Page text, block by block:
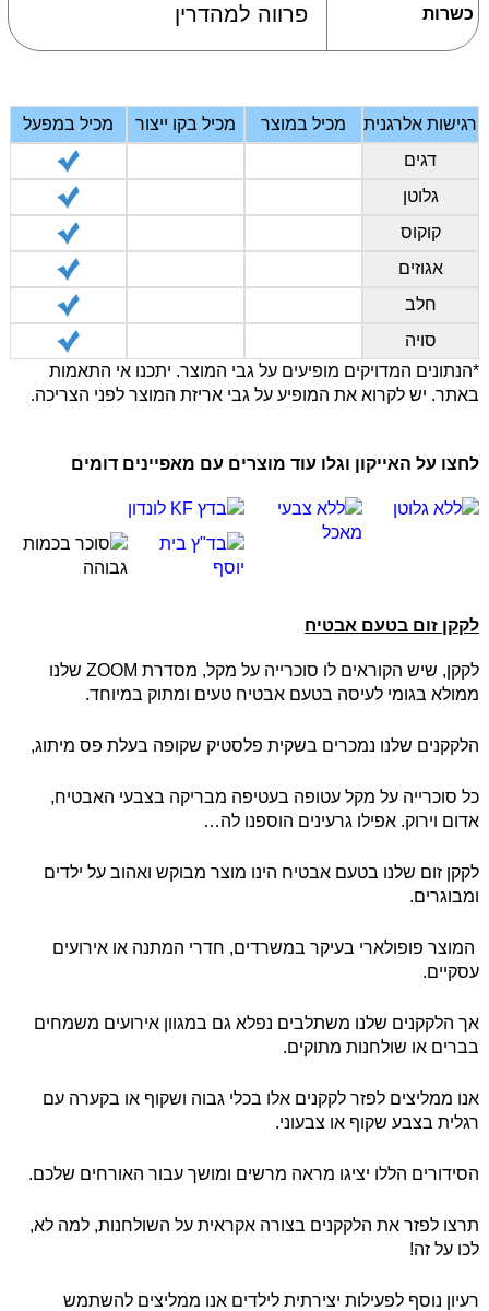
כשרות פרווה למהדרין
רגישות אלרגנית מכיל במוצר מכיל בקו ייצור
מכיל במפעל
דגים
גלוטן
קוקוס
אגוזים
חלב
סויה
*הנתונים המדויקים מופיעים על גבי המוצר. יתכנו אי התאמות
באתר. יש לקרוא את המופיע על גבי אריזת המוצר לפני הצריכה.
לחצו על האייקון וגלו עוד מוצרים עם מאפיינים דומים
לקקן זום בטעם אבטיח
לקקן, שיש הקוראים לו סוכרייה על מקל, מסדרת ZOOM שלנו
ממולא בגומי לעיסה בטעם אבטיח טעים ומתוק במיוחד.
הלקקנים שלנו נמכרים בשקית פלסטיק שקופה בעלת פס מיתוג,
כל סוכרייה על מקל עטופה בעטיפה מבריקה בצבעי האבטיח,
אדום וירוק. אפילו גרעינים הוספנו לה…
לקקן זום שלנו בטעם אבטיח הינו מוצר מבוקש ואהוב על ילדים
ומבוגרים.
המוצר פופולארי בעיקר במשרדים, חדרי המתנה או אירועים
עסקיים.
אך הלקקנים שלנו משתלבים נפלא גם במגוון אירועים משמחים
בברים או שולחנות מתוקים.
אנו ממליצים לפזר לקקנים אלו בכלי גבוה ושקוף או בקערה עם
רגלית בצבע שקוף או צבעוני.
הסידורים הללו יציגו מראה מרשים ומושך עבור האורחים שלכם.
תרצו לפזר את הלקקנים בצורה אקראית על השולחנות, למה לא,
לכו על זה!
רעיון נוסף לפעילות יצירתית לילדים אנו ממליצים להשתמש